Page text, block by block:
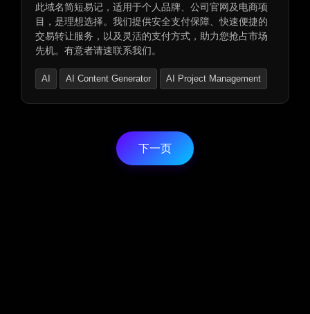
此域名简短易记，适用于个人品牌、公司官网及电商项
目，是理想选择。我们提供安全支付保障、快速便捷的
交易转让服务，以及灵活的支付方式，助力您抢占市场
先机。有意者请速联系我们。
AI AI Content Generator AI Project Management
下一页